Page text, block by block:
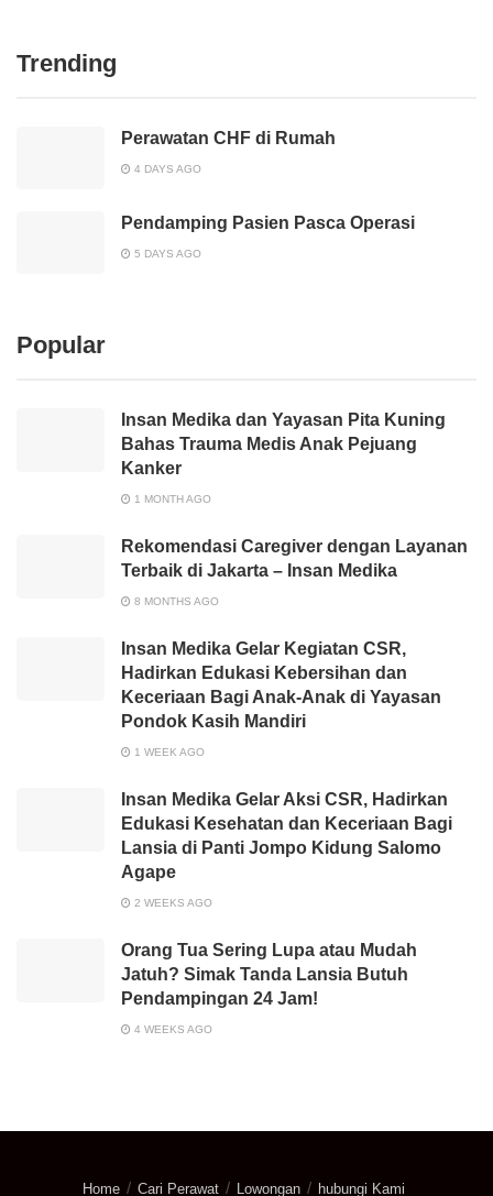
Trending
Perawatan CHF di Rumah
4 DAYS AGO
Pendamping Pasien Pasca Operasi
5 DAYS AGO
Popular
Insan Medika dan Yayasan Pita Kuning
Bahas Trauma Medis Anak Pejuang
Kanker
1 MONTH AGO
Rekomendasi Caregiver dengan Layanan
Terbaik di Jakarta – Insan Medika
8 MONTHS AGO
Insan Medika Gelar Kegiatan CSR,
Hadirkan Edukasi Kebersihan dan
Keceriaan Bagi Anak-Anak di Yayasan
Pondok Kasih Mandiri
1 WEEK AGO
Insan Medika Gelar Aksi CSR, Hadirkan
Edukasi Kesehatan dan Keceriaan Bagi
Lansia di Panti Jompo Kidung Salomo
Agape
2 WEEKS AGO
Orang Tua Sering Lupa atau Mudah
Jatuh? Simak Tanda Lansia Butuh
Pendampingan 24 Jam!
4 WEEKS AGO
Home Cari Perawat Lowongan hubungi Kami